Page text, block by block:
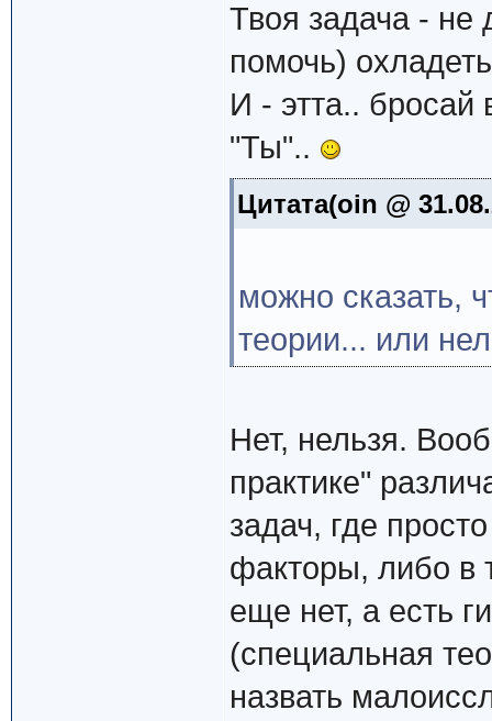
Твоя задача - не
помочь)
И - этта.. бросай
"Ты"..
Цитата(oin @
можно сказать,
теории... или
Нет, нельзя.
практике"
задач, где
факторы, либо в
еще нет, а есть
(специальная
назвать